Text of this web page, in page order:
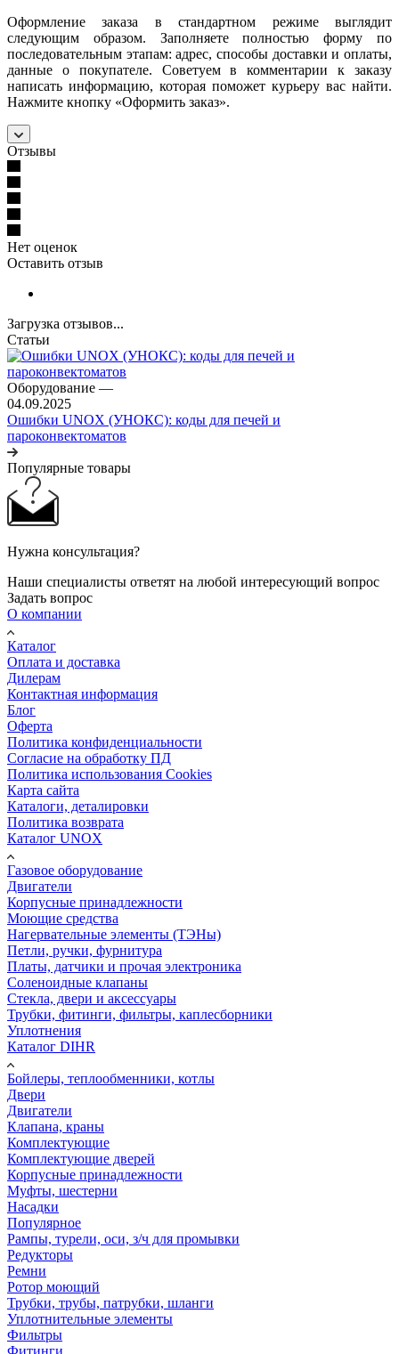
Оформление заказа в стандартном режиме выглядит
следующим образом. Заполняете полностью форму по
последовательным этапам: адрес, способы доставки и оплаты,
данные о покупателе. Советуем в комментарии к заказу
написать информацию, которая поможет курьеру вас найти.
Нажмите кнопку «Оформить заказ».
Отзывы
Нет оценок
Оставить отзыв
Загрузка отзывов...
Статьи
Оборудование —
04.09.2025
Ошибки UNOX (УНОКС): коды для печей и
пароконвектоматов
Популярные товары
Нужна консультация?
Наши специалисты ответят на любой интересующий вопрос
Задать вопрос
О компании
Каталог
Оплата и доставка
Дилерам
Контактная информация
Блог
Оферта
Политика конфиденциальности
Согласие на обработку ПД
Политика использования Cookies
Карта сайта
Каталоги, деталировки
Политика возврата
Каталог UNOX
Газовое оборудование
Двигатели
Корпусные принадлежности
Моющие средства
Нагервательные элементы (ТЭНы)
Петли, ручки, фурнитура
Платы, датчики и прочая электроника
Соленоидные клапаны
Стекла, двери и аксессуары
Трубки, фитинги, фильтры, каплесборники
Уплотнения
Каталог DIHR
Бойлеры, теплообменники, котлы
Двери
Двигатели
Клапана, краны
Комплектующие
Комплектующие дверей
Корпусные принадлежности
Муфты, шестерни
Насадки
Популярное
Рампы, турели, оси, з/ч для промывки
Редукторы
Ремни
Ротор моющий
Трубки, трубы, патрубки, шланги
Уплотнительные элементы
Фильтры
Фитинги